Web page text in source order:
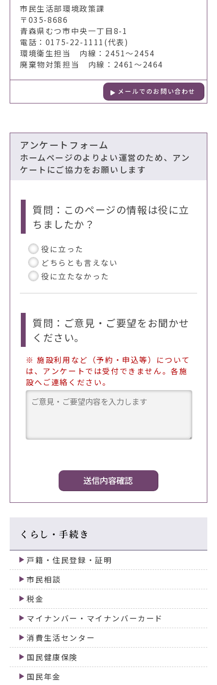
市民生活部環境政策課
〒035-8686
青森県むつ市中央一丁目8-1
電話：0175-22-1111(代表)
環境衛生担当 内線：2451～2454
廃棄物対策担当 内線：2461～2464
メールでのお問い合わせ
アンケートフォーム
ホームページのよりよい運営のため、アン
ケートにご協力をお願いします
質問：このページの情報は役に立
ちましたか？
役に立った
どちらとも言えない
役に立たなかった
質問：ご意見・ご要望をお聞かせ
ください。
※ 施設利用など（予約・申込等）について
は、アンケートでは受付できません。各施
設へご連絡ください。
くらし・手続き
戸籍・住民登録・証明
市民相談
税金
マイナンバー・マイナンバーカード
消費生活センター
国民健康保険
国民年金